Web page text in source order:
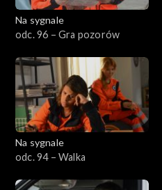
Na sygnale
odc. 96 – Gra pozorów
Na sygnale
odc. 94 – Walka